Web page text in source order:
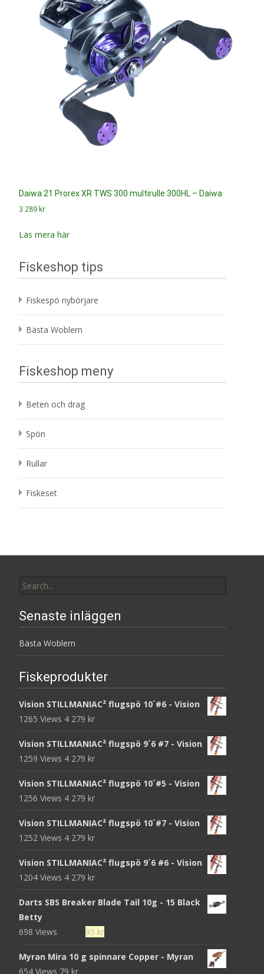
Daiwa 21 Prorex XR TWS 300 multirulle 300HL – Daiwa
3 289 kr
Läs mera här
Fiskeshop tips
Fiskespö nybörjare
Bästa Woblern
Fiskeshop meny
Beten och drag
Spön
Rullar
Fiskeset
for:
Senaste inläggen
Bästa Woblern
Fiskeprodukter
Vision STILLMANIAC² flugspö 10´#6 - Vision
1265 Views 4 279 kr
Vision STILLMANIAC² flugspö 9´6 #7 - Vision
1259 Views 4 279 kr
Vision STILLMANIAC² flugspö 10´#5 - Vision
1256 Views 4 279 kr
Vision STILLMANIAC² flugspö 10´#7 - Vision
1252 Views 4 279 kr
Vision STILLMANIAC² flugspö 9´6 #6 - Vision
1204 Views 4 279 kr
Darts SBS Breaker Blade Tail 10g - 15 Black
Betty
698 Views
Det
priset
95 krDet
priset
Myran Mira 10 g spinnare Copper - Myran
654 Views 79 kr